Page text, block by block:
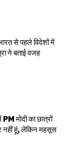
से पहले विदेशों में
ने बताई वजह
PM मोदी का छात्रों
नहीं हूं, लेकिन महसूस